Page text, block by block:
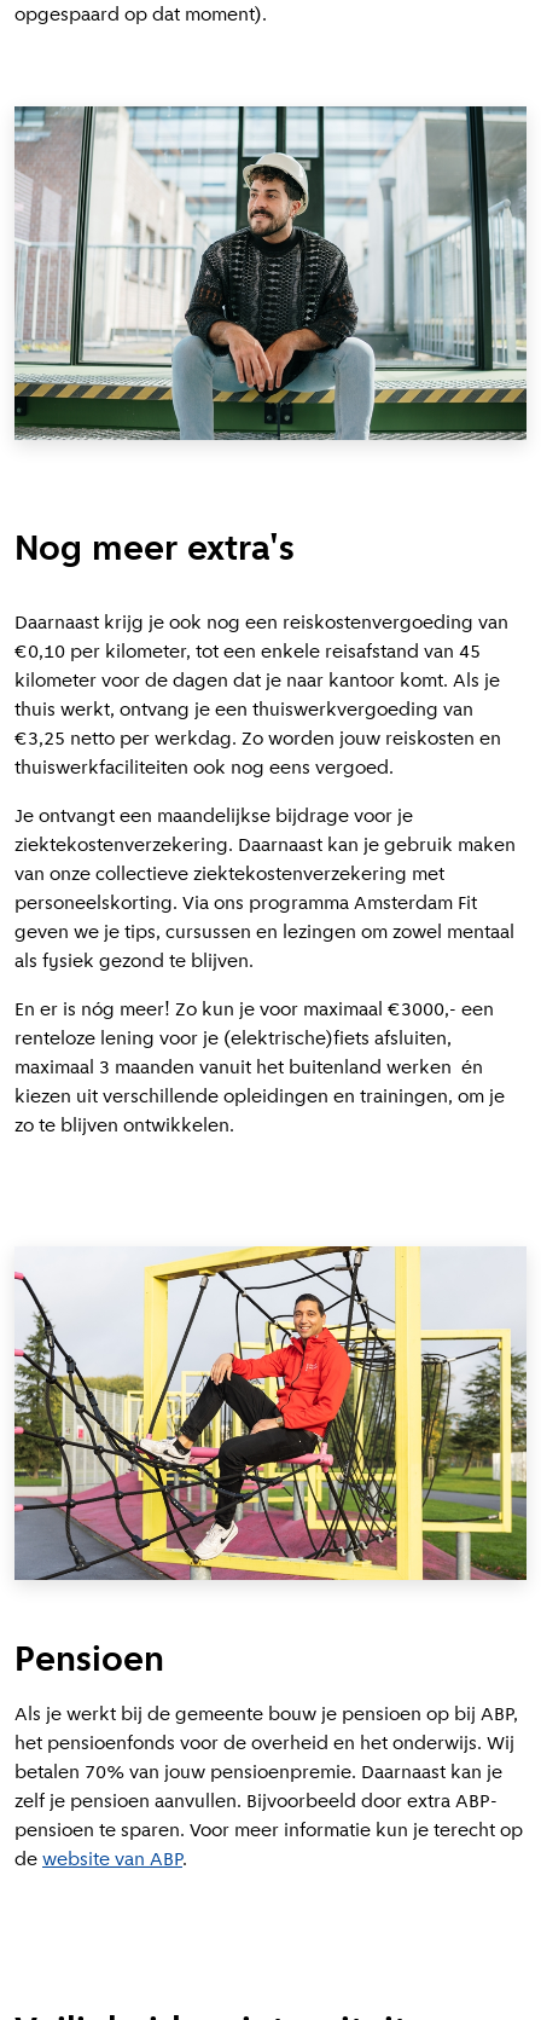
opgespaard op dat moment).
Nog meer extra's
Daarnaast krijg je ook nog een reiskostenvergoeding van
€0,10 per kilometer, tot een enkele reisafstand van 45
kilometer voor de dagen dat je naar kantoor komt. Als je
thuis werkt, ontvang je een thuiswerkvergoeding van
€3,25 netto per werkdag. Zo worden jouw reiskosten en
thuiswerkfaciliteiten ook nog eens vergoed.
Je ontvangt een maandelijkse bijdrage voor je
ziektekostenverzekering. Daarnaast kan je gebruik maken
van onze collectieve ziektekostenverzekering met
personeelskorting. Via ons programma Amsterdam Fit
geven we je tips, cursussen en lezingen om zowel mentaal
als fysiek gezond te blijven.
En er is nóg meer! Zo kun je voor maximaal €3000,- een
renteloze lening voor je (elektrische)fiets afsluiten,
maximaal 3 maanden vanuit het buitenland werken én
kiezen uit verschillende opleidingen en trainingen, om je
zo te blijven ontwikkelen.
Pensioen
Als je werkt bij de gemeente bouw je pensioen op bij ABP,
het pensioenfonds voor de overheid en het onderwijs. Wij
betalen 70% van jouw pensioenpremie. Daarnaast kan je
zelf je pensioen aanvullen. Bijvoorbeeld door extra ABP-
pensioen te sparen. Voor meer informatie kun je terecht op
dewebsite van ABP.